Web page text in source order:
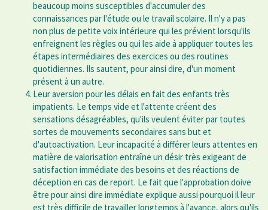
beaucoup moins susceptibles d'accumuler des
connaissances par l'étude ou le travail scolaire. Il n'y a pas
non plus de petite voix intérieure qui les prévient lorsqu'ils
enfreignent les règles ou qui les aide à appliquer toutes les
étapes intermédiaires des exercices ou des routines
quotidiennes. Ils sautent, pour ainsi dire, d'un moment
présent à un autre.
Leur aversion pour les délais en fait des enfants très
impatients. Le temps vide et l'attente créent des
sensations désagréables, qu'ils veulent éviter par toutes
sortes de mouvements secondaires sans but et
d'autoactivation. Leur incapacité à différer leurs attentes en
matière de valorisation entraîne un désir très exigeant de
satisfaction immédiate des besoins et des réactions de
déception en cas de report. Le fait que l'approbation doive
être pour ainsi dire immédiate explique aussi pourquoi il leur
est très difficile de travailler longtemps à l'avance, alors qu'ils